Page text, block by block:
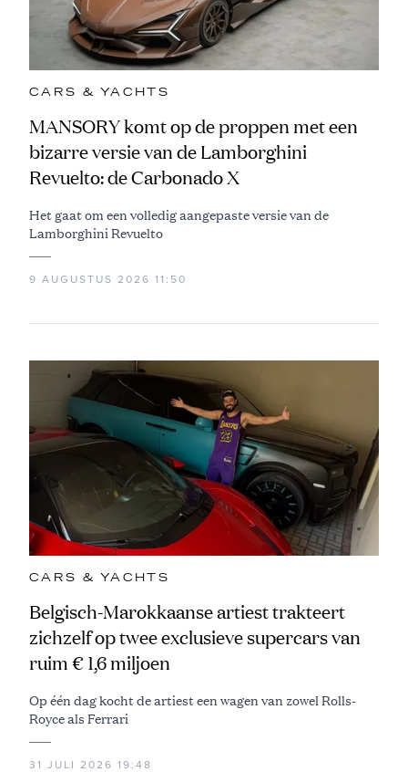
CARS & YACHTS
MANSORY komt op de proppen met een
bizarre versie van de Lamborghini
Revuelto: de Carbonado X
Het gaat om een volledig aangepaste versie van de
Lamborghini Revuelto
9 AUGUSTUS 2026 11:50
CARS & YACHTS
Belgisch-Marokkaanse artiest trakteert
zichzelf op twee exclusieve supercars van
ruim € 1,6 miljoen
Op één dag kocht de artiest een wagen van zowel Rolls-
Royce als Ferrari
31 JULI 2026 19:48